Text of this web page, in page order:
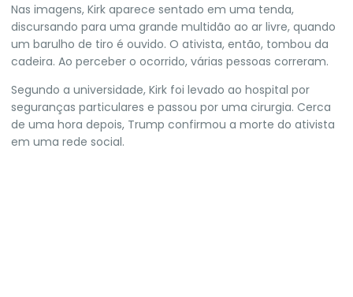
Nas imagens, Kirk aparece sentado em uma tenda,
discursando para uma grande multidão ao ar livre, quando
um barulho de tiro é ouvido. O ativista, então, tombou da
cadeira. Ao perceber o ocorrido, várias pessoas correram.
Segundo a universidade, Kirk foi levado ao hospital por
seguranças particulares e passou por uma cirurgia. Cerca
de uma hora depois, Trump confirmou a morte do ativista
em uma rede social.